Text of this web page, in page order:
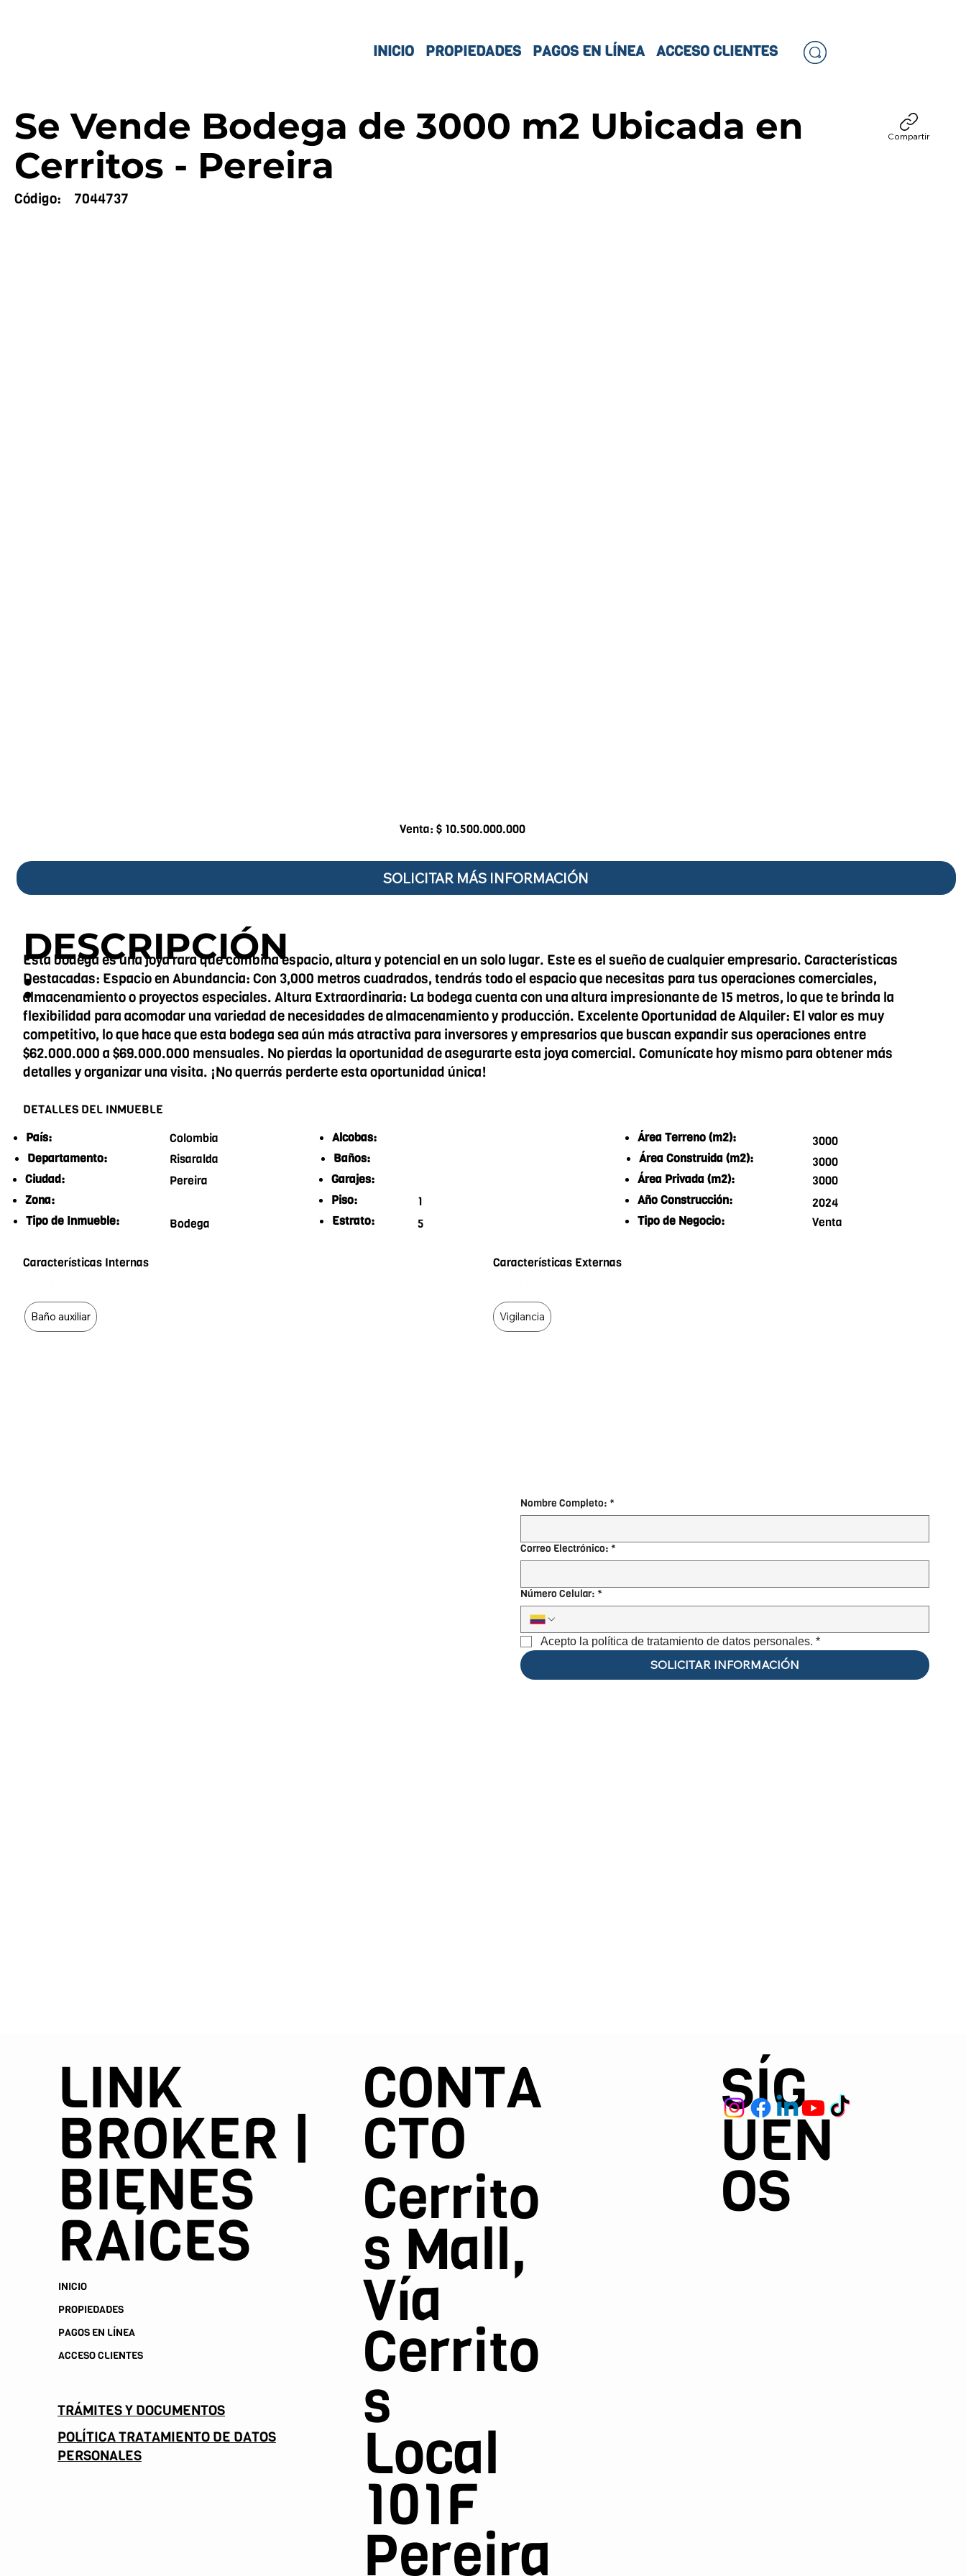
INICIO PROPIEDADES PAGOS EN LÍNEA ACCESO CLIENTES
Características Internas
Baño auxiliar
Características Externas
Vigilancia
Venta: $ 10.500.000.000
SOLICITAR MÁS INFORMACIÓN
DESCRIPCIÓN
:
Esta bodega es una joya rara que combina espacio, altura y potencial en un solo lugar. Este es el sueño de cualquier empresario. Características
Destacadas: Espacio en Abundancia: Con 3,000 metros cuadrados, tendrás todo el espacio que necesitas para tus operaciones comerciales,
almacenamiento o proyectos especiales. Altura Extraordinaria: La bodega cuenta con una altura impresionante de 15 metros, lo que te brinda la
flexibilidad para acomodar una variedad de necesidades de almacenamiento y producción. Excelente Oportunidad de Alquiler: El valor es muy
competitivo, lo que hace que esta bodega sea aún más atractiva para inversores y empresarios que buscan expandir sus operaciones entre
$62.000.000 a $69.000.000 mensuales. No pierdas la oportunidad de asegurarte esta joya comercial. Comunícate hoy mismo para obtener más
detalles y organizar una visita. ¡No querrás perderte esta oportunidad única!
DETALLES DEL INMUEBLE
País:
Colombia
Departamento:
Risaralda
Ciudad:
Pereira
Zona:
Tipo de Inmueble:
Bodega
Alcobas:
Baños:
Garajes:
Piso:
1
Estrato:
5
Área Terreno (m2):
3000
Área Construida (m2):
3000
Área Privada (m2):
3000
Año Construcción:
2024
Tipo de Negocio:
Venta
Se Vende Bodega de 3000 m2 Ubicada en
Cerritos - Pereira
Código: 7044737
Compartir
Nombre Completo: *
Correo Electrónico: *
Número Celular: *
Acepto la política de tratamiento de datos personales. *
SOLICITAR INFORMACIÓN
LINK
BROKER |
BIENES
RAÍCES
INICIO
PROPIEDADES
PAGOS EN LÍNEA
ACCESO CLIENTES
TRÁMITES Y DOCUMENTOS
POLÍTICA TRATAMIENTO DE DATOS
PERSONALES
Cerrito
s Mall,
Vía
Cerrito
s
Local
101F
Pereira
CONTA
CTO
SÍG
UEN
OS